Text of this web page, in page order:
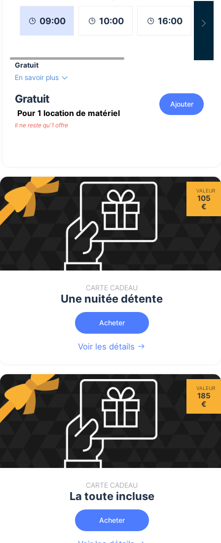
09:00 10:00 16:00
Gratuit
En savoir plus
Gratuit
Pour 1 location de matériel
Ajouter
Il ne reste qu'1 offre
VALEUR
105
€
CARTE CADEAU
Une nuitée détente
Acheter
Voir les détails
VALEUR
185
€
CARTE CADEAU
La toute incluse
Acheter